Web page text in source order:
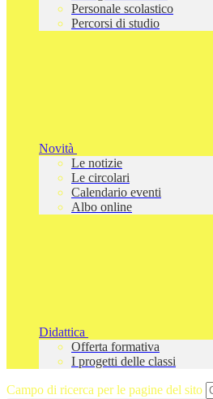
Personale scolastico
Percorsi di studio
Novità
Le notizie
Le circolari
Calendario eventi
Albo online
Didattica
Offerta formativa
I progetti delle classi
Campo di ricerca per le pagine del sito